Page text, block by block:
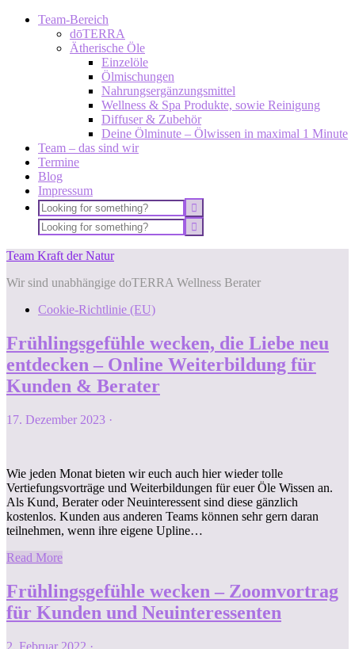
Team-Bereich
dōTERRA
Ätherische Öle
Einzelöle
Ölmischungen
Nahrungsergänzungsmittel
Wellness & Spa Produkte, sowie Reinigung
Diffuser & Zubehör
Deine Ölminute – Ölwissen in maximal 1 Minute
Team – das sind wir
Termine
Blog
Impressum
Team Kraft der Natur
Wir sind unabhängige doTERRA Wellness Berater
Cookie-Richtlinie (EU)
Frühlingsgefühle wecken, die Liebe neu
entdecken – Online Weiterbildung für
Kunden & Berater
17. Dezember 2023 ·
Wie jeden Monat bieten wir euch auch hier wieder tolle
Vertiefungsvorträge und Weiterbildungen für euer Öle Wissen an.
Als Kund, Berater oder Neuinteressent sind diese gänzlich
kostenlos. Kunden aus anderen Teams können sehr gern daran
teilnehmen, wenn ihre eigene Upline…
Read More
Frühlingsgefühle wecken – Zoomvortrag
für Kunden und Neuinteressenten
2. Februar 2022 ·